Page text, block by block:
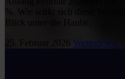
Blick unter die Haube.
25. Februar 2026 Weiterlesen